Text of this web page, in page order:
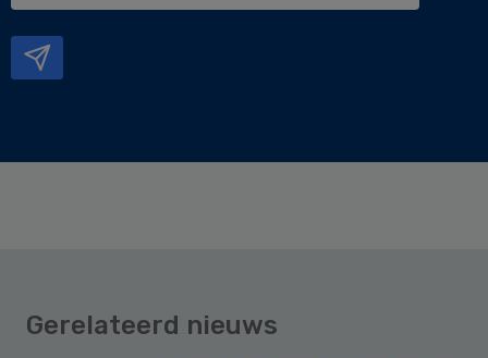
Gerelateerd nieuws